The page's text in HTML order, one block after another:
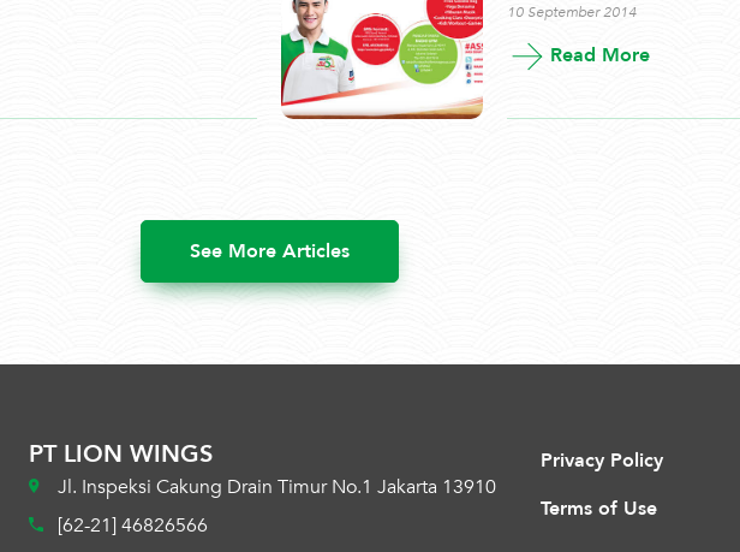
10 September 2014
Read More
See More Articles
PT LION WINGS
Jl. Inspeksi Cakung Drain Timur No.1 Jakarta 13910
[62-21] 46826566
Privacy Policy
Terms of Use